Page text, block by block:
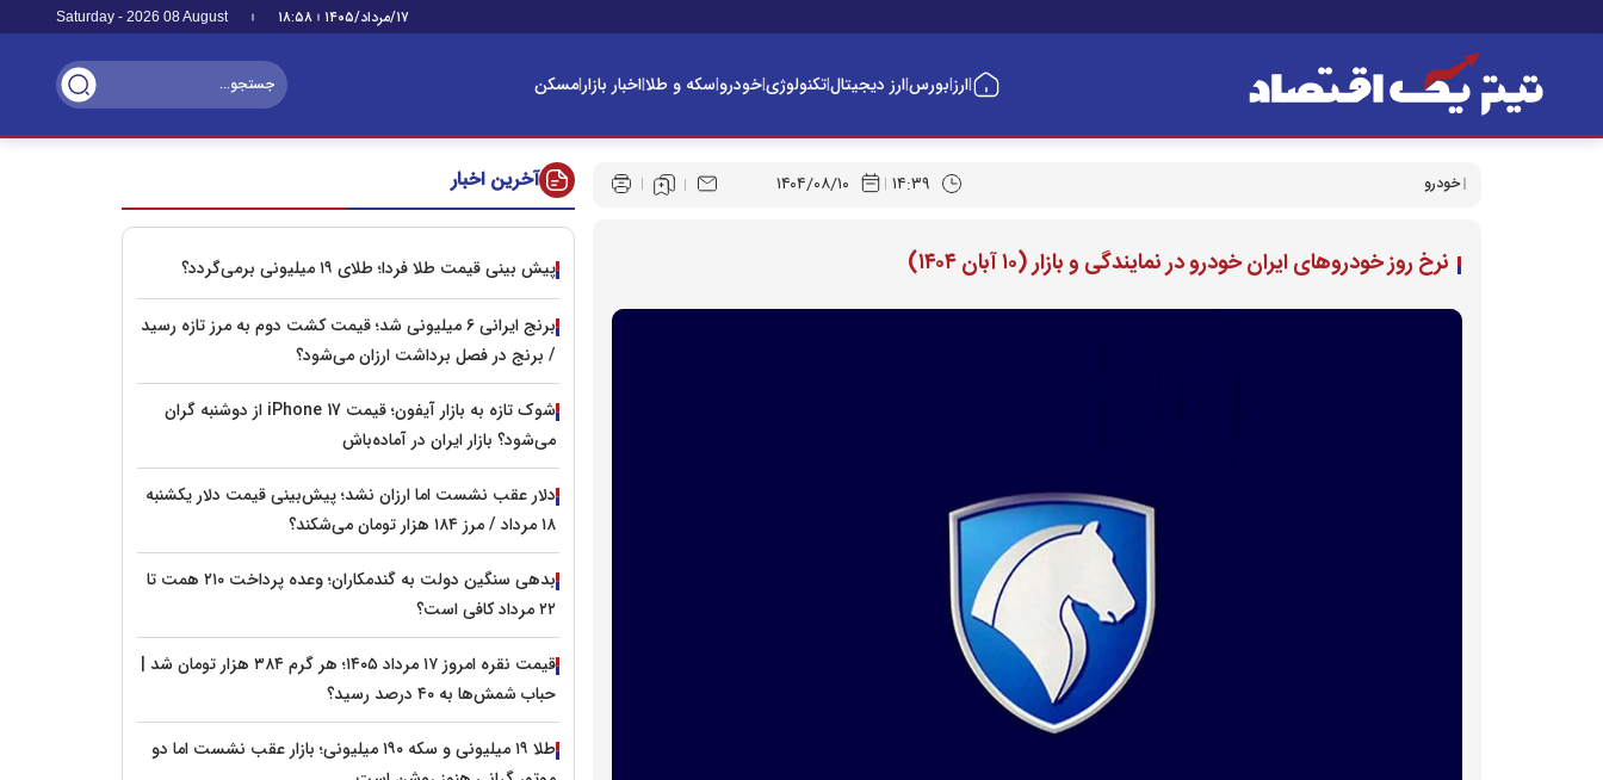
۱۷/مرداد/۱۴۰۵ ۱۸:۵۸ Saturday - 2026 08 August
|ارز|بورس|ارز دیجیتال|تکنولوژی|خودرو|سکه و طلا|اخبار بازار|مسکن
خودرو ۱۴۰۴/۰۸/۱۰ ۱۴:۳۹
نرخ روز خودروهای ایران خودرو در نمایندگی و بازار (۱۰ آبان ۱۴۰۴)
آخرین اخبار
پیش‌ بینی قیمت طلا فردا؛ طلای ۱۹ میلیونی برمی‌گردد؟
برنج ایرانی ۶ میلیونی شد؛ قیمت کشت دوم به مرز تازه رسید
/ برنج در فصل برداشت ارزان می‌شود؟
شوک تازه به بازار آیفون؛ قیمت iPhone 17 از دوشنبه گران
می‌شود؟ بازار ایران در آماده‌باش
دلار عقب نشست اما ارزان نشد؛ پیش‌بینی قیمت دلار یکشنبه
۱۸ مرداد / مرز ۱۸۴ هزار تومان می‌شکند؟
بدهی سنگین دولت به گندمکاران؛ وعده پرداخت ۲۱۰ همت تا
۲۲ مرداد کافی است؟
قیمت نقره امروز ۱۷ مرداد ۱۴۰۵؛ هر گرم ۳۸۴ هزار تومان شد |
حباب شمش‌ها به ۴۰ درصد رسید؟
طلا ۱۹ میلیونی و سکه ۱۹۰ میلیونی؛ بازار عقب نشست اما دو